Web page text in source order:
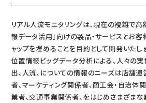
リアル人流モニタリングは、現在の複雑で高
報データ活用」向けの製品・サービスとお
ャップを埋めることを目的として開発いたし
位置情報ビッグデータ分析による、人々の実
出、人流、についての情報のニーズは店舗
者、マーケティング関係者、商工会・自治体
業者、交通事業関係者、をはじめさまざまな